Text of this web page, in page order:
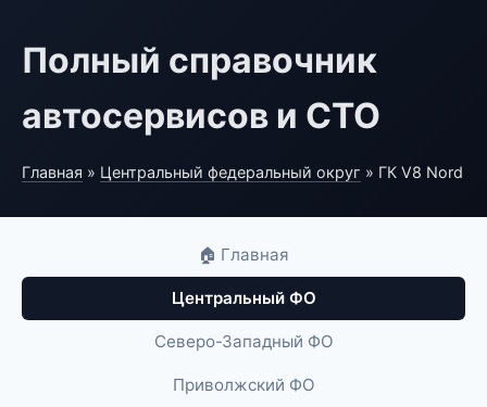
Полный справочник
автосервисов и СТО
Главная » Центральный федеральный округ » ГК V8 Nord
🏠 Главная
Центральный ФО
Северо-Западный ФО
Приволжский ФО